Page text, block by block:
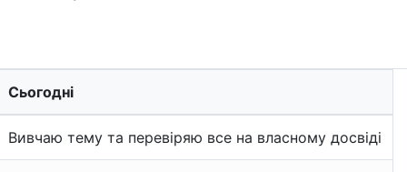
Сьогодні
Вивчаю тему та перевіряю все на власному досвіді